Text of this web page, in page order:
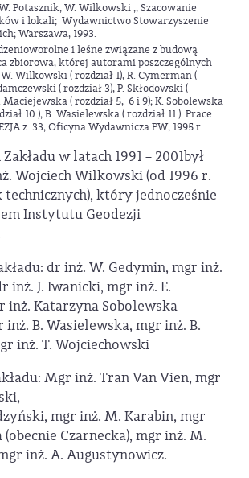
Potasznik, W. Wilkowski ,, Szacowanie
i lokali; Wydawnictwo Stowarzyszenie
Warszawa, 1993.
i leśne związane z budową
zbiorowa, której autorami poszczególnych
Wilkowski ( rozdział 1), R. Cymerman (
( rozdział 3), P. Skłodowski (
Maciejewska ( rozdział 5, 6 i 9); K. Sobolewska
10 ); B. Wasielewska ( rozdział 11 ). Prace
z. 33; Oficyna Wydawnicza PW; 1995 r.
w latach 1991 – 2001był
Wojciech Wilkowski (od 1996 r.
który jednocześnie
Instytutu Geodezji
dr inż. W. Gedymin, mgr inż.
inż. J. Iwanicki, mgr inż. E.
inż. Katarzyna Sobolewska-
B. Wasielewska, mgr inż. B.
inż. T. Wojciechowski
Mgr inż. Tran Van Vien, mgr
mgr inż. M. Karabin, mgr
(obecnie Czarnecka), mgr inż. M.
inż. A. Augustynowicz.